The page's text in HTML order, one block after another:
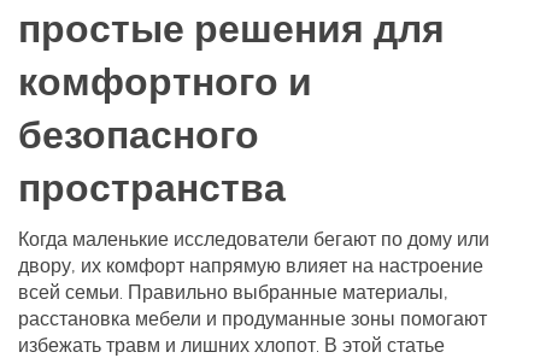
простые решения для
комфортного и
безопасного
пространства
Когда маленькие исследователи бегают по дому или
двору, их комфорт напрямую влияет на настроение
всей семьи. Правильно выбранные материалы,
расстановка мебели и продуманные зоны помогают
избежать травм и лишних хлопот. В этой статье